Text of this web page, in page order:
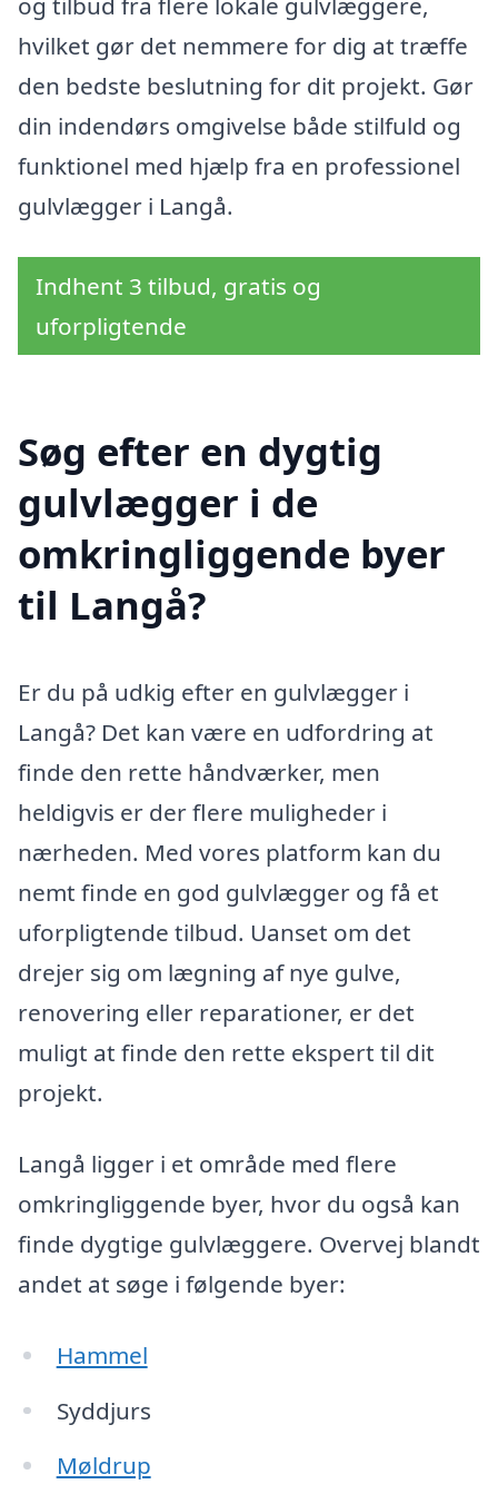
hvilket gør det nemmere for dig at træffe
den bedste beslutning for dit projekt. Gør
din indendørs omgivelse både stilfuld og
funktionel med hjælp fra en professionel
gulvlægger i Langå.
Indhent 3 tilbud, gratis og
uforpligtende
Søg efter en dygtig
gulvlægger i de
omkringliggende byer
til Langå?
Er du på udkig efter en gulvlægger i
Langå? Det kan være en udfordring at
finde den rette håndværker, men
heldigvis er der flere muligheder i
nærheden. Med vores platform kan du
nemt finde en god gulvlægger og få et
uforpligtende tilbud. Uanset om det
drejer sig om lægning af nye gulve,
renovering eller reparationer, er det
muligt at finde den rette ekspert til dit
projekt.
Langå ligger i et område med flere
omkringliggende byer, hvor du også kan
finde dygtige gulvlæggere. Overvej blandt
andet at søge i følgende byer:
Hammel
Syddjurs
Møldrup